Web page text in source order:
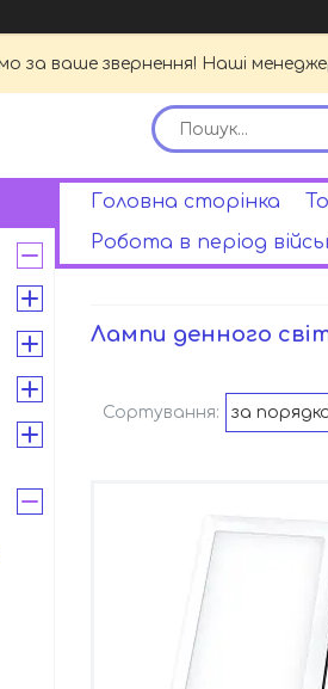
за ваше звернення! Наші
Головна сторінка
Робота в період
Лампи денного